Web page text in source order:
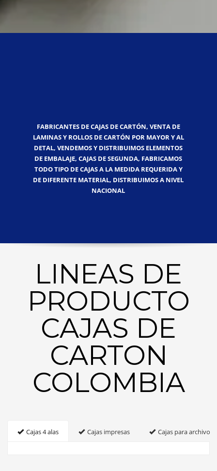
FABRICANTES DE CAJAS DE CARTÓN, VENTA DE
LAMINAS Y ROLLOS DE CARTÓN POR MAYOR Y AL
DETAL, VENDEMOS Y DISTRIBUIMOS ELEMENTOS
DE EMBALAJE, CAJAS DE SEGUNDA, FABRICAMOS
TODO TIPO DE CAJAS A LA MEDIDA REQUERIDA Y
DE DIFERENTE MATERIAL, DISTRIBUIMOS A NIVEL
NACIONAL
LINEAS DE
PRODUCTO
CAJAS DE
CARTON
COLOMBIA
Cajas 4 alas Cajas impresas Cajas para archivo